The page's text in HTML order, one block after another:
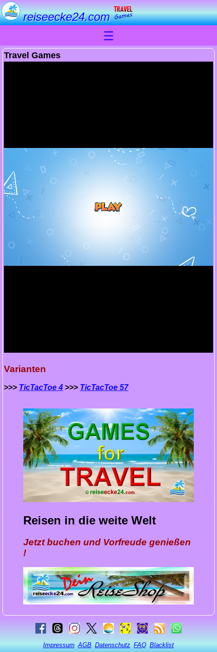
reiseecke24.com
☰
Travel Games
Varianten
>>> TicTacToe 4 >>> TicTacToe 57
Reisen in die weite Welt
Jetzt buchen und Vorfreude genießen
!
Impressum AGB Datenschutz FAQ Blacklist